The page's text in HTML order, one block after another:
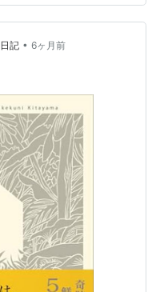
日は館恒例の晩餐会が
かし晩餐会にてその場
の七つの大罪」と称
される。何かの催し
記 • 6ヶ月前